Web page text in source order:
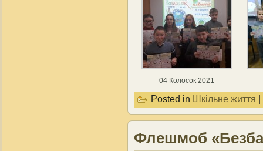
04 Колосок 2021
Posted in Шкільне життя |
Флешмоб